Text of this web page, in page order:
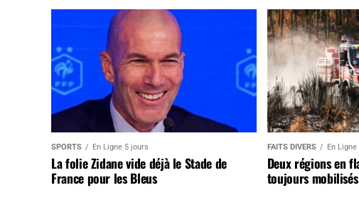
SPORTS En Ligne 5 jours
La folie Zidane vide déjà le Stade de
France pour les Bleus
FAITS DIVERS En
Deux régions en
toujours mobilisés